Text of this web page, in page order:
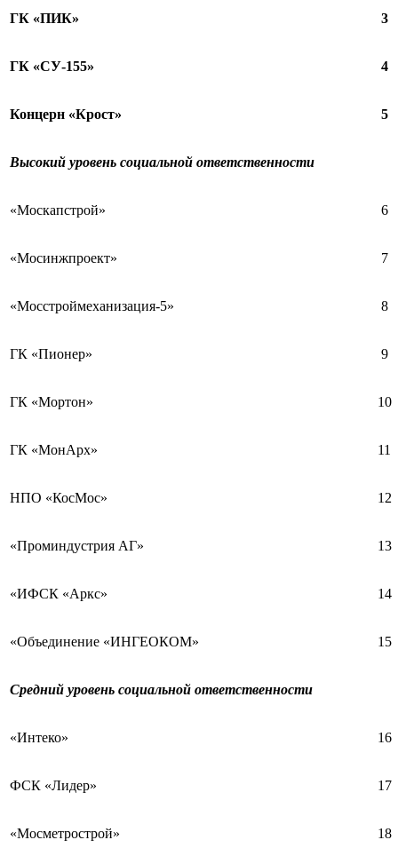
ГК «ПИК» 3
ГК «СУ-155» 4
Концерн «Крост» 5
Высокий уровень социальной ответственности
«Москапстрой» 6
«Мосинжпроект» 7
«Мосстроймеханизация-5» 8
ГК «Пионер» 9
ГК «Мортон» 10
ГК «МонАрх» 11
НПО «КосМос» 12
«Проминдустрия АГ» 13
«ИФСК «Аркс» 14
«Объединение «ИНГЕОКОМ» 15
Средний уровень социальной ответственности
«Интеко» 16
ФСК «Лидер» 17
«Мосметрострой» 18